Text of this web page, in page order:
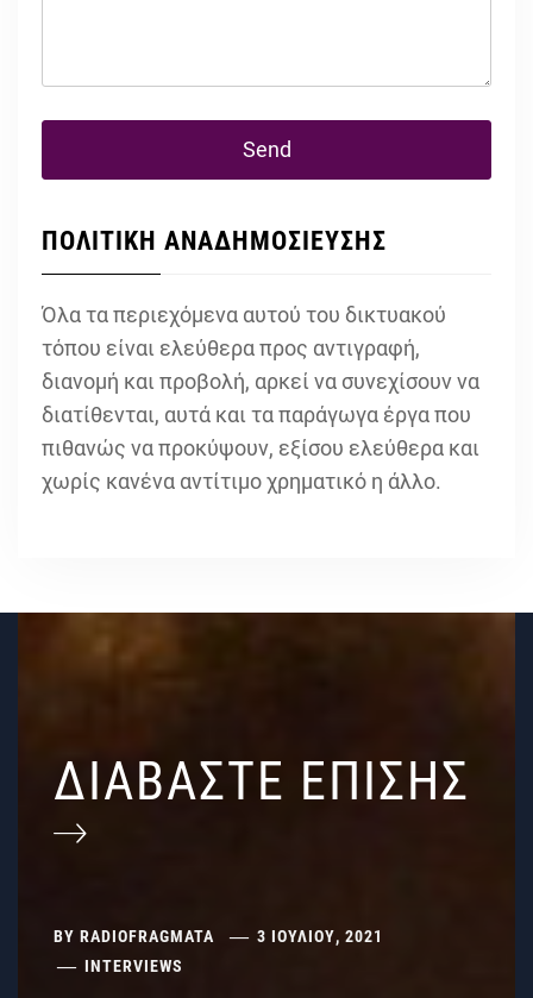
ΠΟΛΙΤΙΚΗ ΑΝΑΔΗΜΟΣΙΕΥΣΗΣ
Όλα τα περιεχόμενα αυτού του δικτυακού
τόπου είναι ελεύθερα προς αντιγραφή,
διανομή και προβολή, αρκεί να συνεχίσουν να
διατίθενται, αυτά και τα παράγωγα έργα που
πιθανώς να προκύψουν, εξίσου ελεύθερα και
χωρίς κανένα αντίτιμο χρηματικό η άλλο.
ΔΙΑΒΑΣΤΕ ΕΠΙΣΗΣ
BY RADIOFRAGMATA
3 ΙΟΥΛΊΟΥ, 2021
INTERVIEWS